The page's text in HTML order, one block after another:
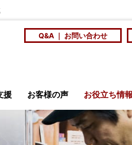
Q&A ｜ お問い合わせ
援 お客様の声 お役立ち情報